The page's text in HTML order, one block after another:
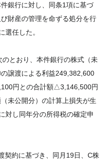
件銀行に対し、同条1項に基づ
財産の管理を命ずる処分を行
選任した。
とおり、本件銀行の株式（未
譲渡による利益249,382,600
円との合計額△3,146,500円
未公開分）の計算上損失が生
対し同年分の所得税の確定申
約に基づき、同月19日、C株